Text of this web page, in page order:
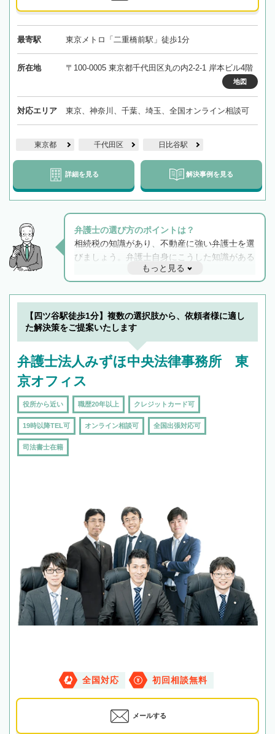
最寄駅 東京メトロ「二重橋前駅」徒歩1分
所在地 〒100-0005 東京都千代田区丸の内2-2-1 岸本ビル4階
地図
対応エリア 東京、神奈川、千葉、埼玉、全国オンライン相談可
東京都 千代田区 日比谷駅
詳細を見る 解決事例を見る
弁護士の選び方のポイントは？
相続税の知識があり、不動産に強い弁護士を選
びましょう。弁護士自身にこうした知識がある
と他士業との連携もスムーズに進み、トラブル
解決のみならず相続をトータルで任せることが
できます。また、相続は感情がからむ分野なの
でフィーリングも重要です。実際に電話や面談
で複数の弁護士と会話をしてウマが合う方に依
もっと見る
【四ツ谷駅徒歩1分】複数の選択肢から、依頼者様に適し
た解決策をご提案いたします
弁護士法人みずほ中央法律事務所 東
京オフィス
役所から近い 職歴20年以上 クレジットカード可
19時以降TEL可 オンライン相談可 全国出張対応可
司法書士在籍
全国対応 初回相談無料
メールする